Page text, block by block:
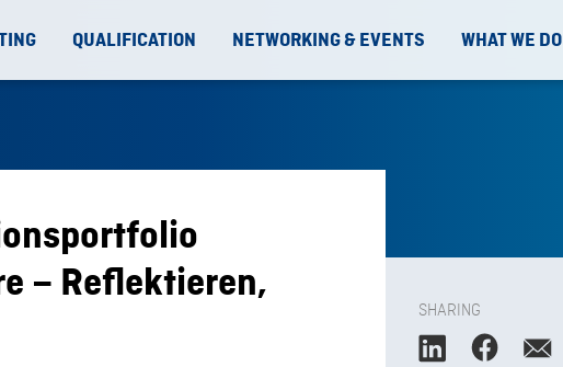
QUALIFICATION NETWORKING & EVENTS WHAT WE DO
– Reflektieren,
SHARING